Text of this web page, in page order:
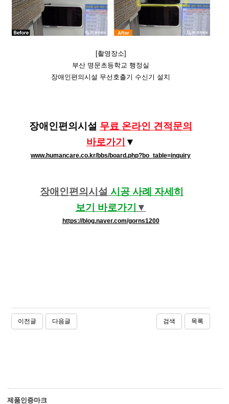
[촬영장소]
부산 명문초등학교 행정실
장애인편의시설 무선호출기 수신기 설치
장애인편의시설 무료 온라인 견적문의
바로가기​ ​​▼
www.humancare.co.kr/bbs/board.php?bo_table=inquiry
장애인편의시설 시공 사례 자세히
보기
바로가기 ​​▼
https://blog.naver.com/gorns1200
이전글 다음글 검색 목록
제품인증마크